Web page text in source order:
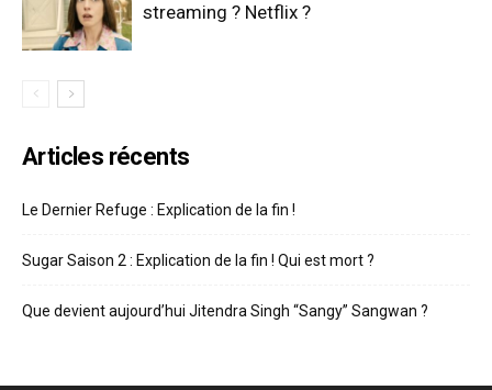
streaming ? Netflix ?
Articles récents
Le Dernier Refuge : Explication de la fin !
Sugar Saison 2 : Explication de la fin ! Qui est mort ?
Que devient aujourd’hui Jitendra Singh “Sangy” Sangwan ?